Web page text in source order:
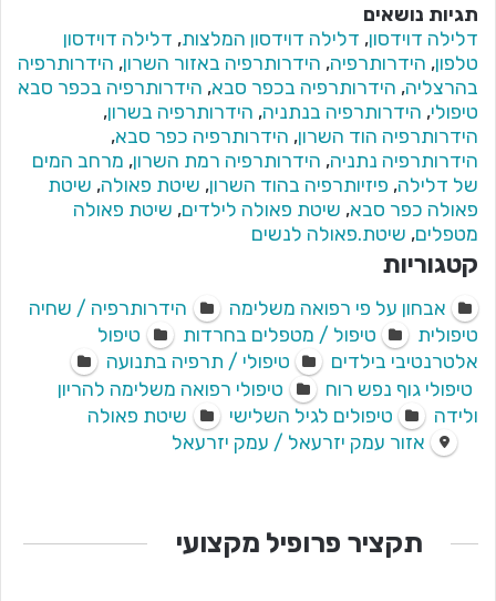
תגיות נושאים
דלילה דוידסון, דלילה דוידסון המלצות, דלילה דוידסון
טלפון, הידרותרפיה, הידרותרפיה באזור השרון, הידרותרפיה
בהרצליה, הידרותרפיה בכפר סבא, הידרותרפיה בכפר סבא
טיפולי, הידרותרפיה בנתניה, הידרותרפיה בשרון,
הידרותרפיה הוד השרון, הידרותרפיה כפר סבא,
הידרותרפיה נתניה, הידרותרפיה רמת השרון, מרחב המים
של דלילה, פיזיותרפיה בהוד השרון, שיטת פאולה, שיטת
פאולה כפר סבא, שיטת פאולה לילדים, שיטת פאולה
מטפלים, שיטת.פאולה לנשים
קטגוריות
אבחון על פי רפואה משלימה
הידרותרפיה / שחיה
טיפולית
טיפול / מטפלים בחרדות
טיפול
אלטרנטיבי בילדים
טיפולי / תרפיה בתנועה
טיפולי גוף נפש רוח
טיפולי רפואה משלימה להריון
ולידה
טיפולים לגיל השלישי
שיטת פאולה
אזור עמק יזרעאל / עמק יזרעאל
תקציר פרופיל מקצועי